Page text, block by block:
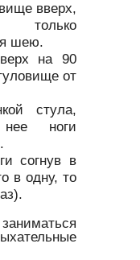
вверх,
только
шею.
на 90
от
стула,
нее ноги
согнув в
в одну, то